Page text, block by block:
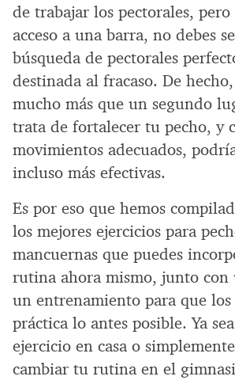
de trabajar los pectorales,
acceso a una barra, no debes
búsqueda de pectorales
destinada al fracaso. De
mucho más que un segundo
trata de fortalecer tu pecho, y
movimientos adecuados,
incluso más efectivas.
Es por eso que hemos
los mejores ejercicios para
mancuernas que puedes
rutina ahora mismo, junto con
un entrenamiento para que los
práctica lo antes posible. Ya
ejercicio en casa o
cambiar tu rutina en el